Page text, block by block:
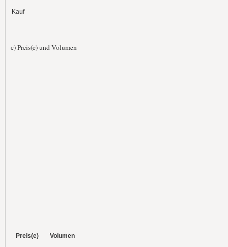
Kauf
c) Preis(e) und Volumen
Preis(e) Volumen